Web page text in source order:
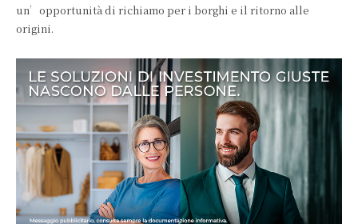
un’opportunità di richiamo per i borghi e il ritorno alle
origini.